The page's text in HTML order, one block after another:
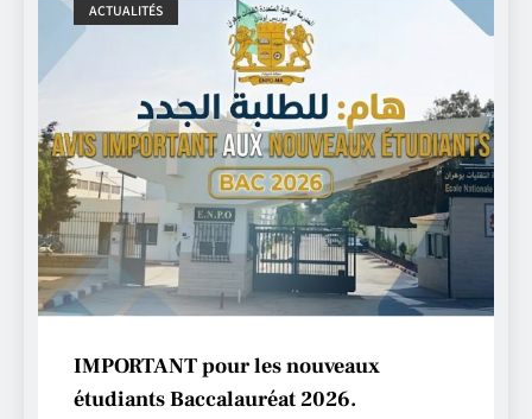
ACTUALITÉS
IMPORTANT pour les nouveaux
étudiants Baccalauréat 2026.